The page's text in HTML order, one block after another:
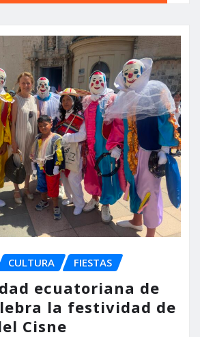
CULTURA FIESTAS
ecuatoriana de
la festividad de
Cisne